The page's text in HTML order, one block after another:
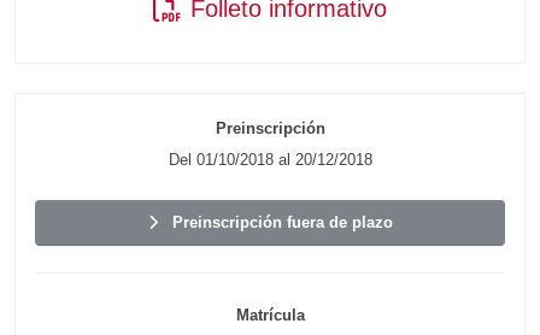
Folleto informativo
Preinscripción
Del 01/10/2018 al 20/12/2018
Preinscripción fuera de plazo
Matrícula